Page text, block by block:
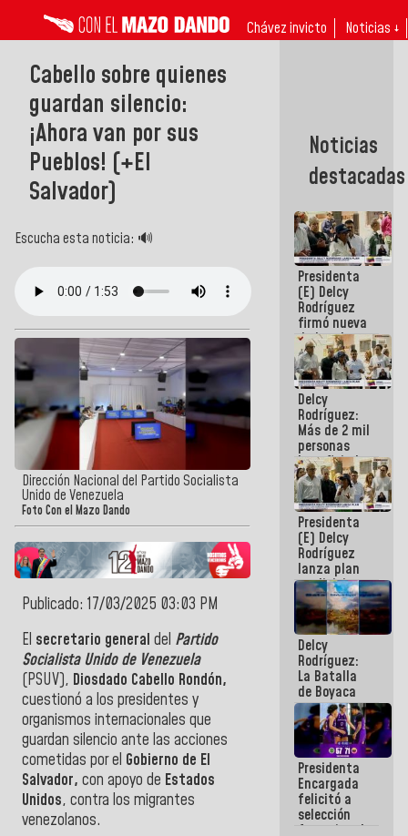
Chávez invicto Noticias ↓
Cabello sobre quienes
guardan silencio:
¡Ahora van por sus
Pueblos! (+El
Salvador)
Escucha esta noticia: 🔊
Dirección Nacional del Partido Socialista
Unido de Venezuela
Foto Con el Mazo Dando
Publicado: 17/03/2025 03:03 PM
El secretario general del Partido
Socialista Unido de Venezuela
(PSUV), Diosdado Cabello Rondón,
cuestionó a los presidentes y
organismos internacionales que
guardan silencio ante las acciones
cometidas por el Gobierno de El
Salvador, con apoyo de Estados
Unidos, contra los migrantes
venezolanos.
Noticias
destacadas
Presidenta
(E) Delcy
Rodríguez
firmó nueva
de Ley de
Arrendamiento
aprobada
por la AN
Delcy
Rodríguez:
Más de 2 mil
personas
beneficiadas
con planes
para
atención de
emergencia
sísmica en
la última
semana
Presidenta
(E) Delcy
Rodríguez
lanza plan
crediticio
con subsidio
a Juntas de
Condominio
Delcy
Rodríguez:
La Batalla
de Boyaca
representa
un capítulo
decisivo en
la gesta
emancipadora
de nuestra
América
Presidenta
Encargada
felicitó a
selección
femenina de